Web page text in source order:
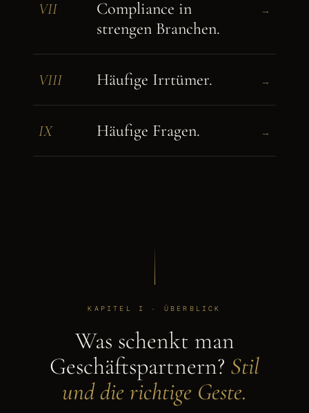
VII
Compliance in
strengen Branchen.
→
VIII Häufige Irrtümer. →
IX Häufige Fragen. →
KAPITEL I · ÜBERBLICK
Was schenkt man
Geschäftspartnern? Stil
und die richtige Geste.